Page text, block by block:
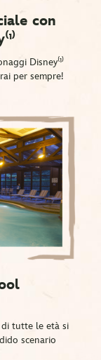
con
Disney⁽¹⁾
per sempre!
tutte le età si
scenario